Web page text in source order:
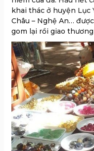
khai thác ở huyện Lục
Châu – Nghệ An…
gom lại rồi giao